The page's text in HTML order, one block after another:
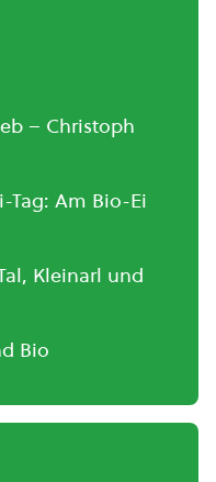
– Christoph
Tag: Am Bio-Ei
Kleinarl und
Bio